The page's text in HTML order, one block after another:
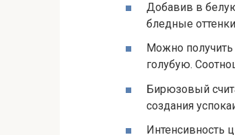
Добавив в
бледные
Можно
голубую.
Бирюзовый
создания
Интенсивность